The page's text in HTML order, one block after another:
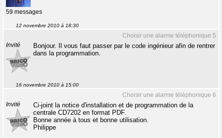
59 messages
12 novembre 2010 à 18:30
Choisir une alarme téléphonique 5
Invité
Bonjour. Il vous faut passer par le code ingénieur afin de rentrer
dans la programmation.
16 novembre 2010 à 15:00
Choisir une alarme téléphonique 6
Invité
Ci-joint la notice d'installation et de programmation de la
centrale CD7202 en format PDF.
Bonne année à tous et bonne utilisation.
Philippe